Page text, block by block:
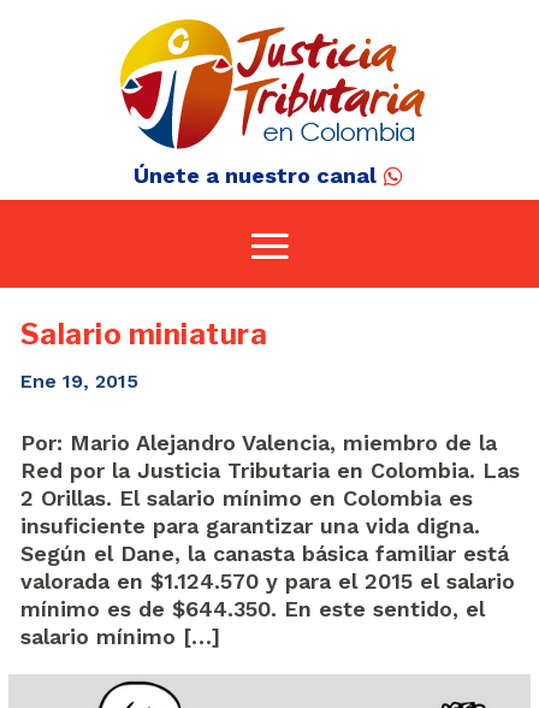
Únete a nuestro canal
Salario miniatura
Ene 19, 2015
Por: Mario Alejandro Valencia, miembro de la
Red por la Justicia Tributaria en Colombia. Las
2 Orillas. El salario mínimo en Colombia es
insuficiente para garantizar una vida digna.
Según el Dane, la canasta básica familiar está
valorada en $1.124.570 y para el 2015 el salario
mínimo es de $644.350. En este sentido, el
salario mínimo […]